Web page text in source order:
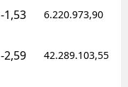
-1,53 6.220.973,90
-2,59 42.289.103,55